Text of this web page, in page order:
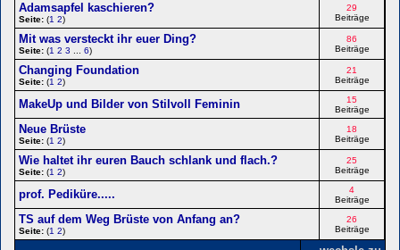
Adamsapfel kaschieren?
Seite: (1 2)
29
Beiträge
Mit was versteckt ihr euer Ding?
Seite: (1 2 3 6)
86
Beiträge
Changing Foundation
Seite: (1 2)
21
Beiträge
MakeUp und Bilder von Stilvoll Feminin
15
Beiträge
Neue Brüste
Seite: (1 2)
18
Beiträge
Wie haltet ihr euren Bauch schlank und flach.?
Seite: (1 2)
25
Beiträge
prof. Pediküre.....
4
Beiträge
TS auf dem Weg Brüste von Anfang an?
Seite: (1 2)
26
Beiträge